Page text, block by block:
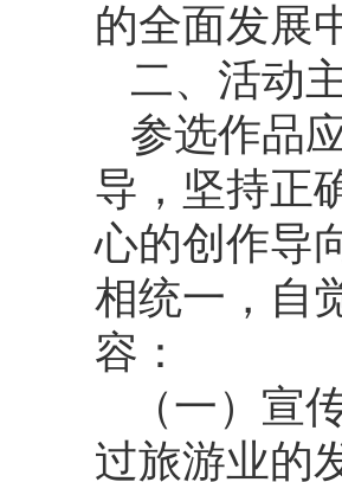
的全面发展
二、活动
参选作品
导，坚持正
心的创作导
相统一，自
容：
（一）宣
过旅游业的